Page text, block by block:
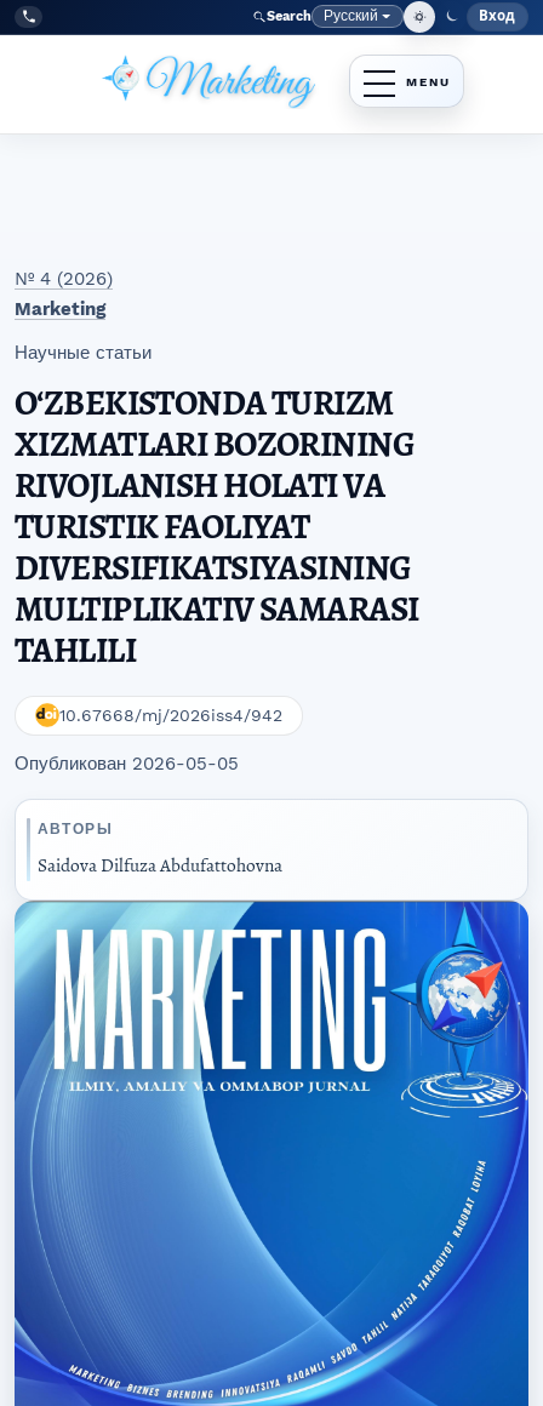
Перейти к главному меню навигации
Перейти к основному контенту
Перейти к нижнему колонтитулу сайта
Tel:
+998977838464 Search Язык
Русский Меню
Вход
№ 4 (2026)
Marketing
Научные статьи
OʻZBEKISTONDA TURIZM
XIZMATLARI BOZORINING
RIVOJLANISH HOLATI VA
TURISTIK FAOLIYAT
DIVERSIFIKATSIYASINING
MULTIPLIKATIV SAMARASI
TAHLILI
10.67668/mj/2026iss4/942
Опубликован 2026-05-05
АВТОРЫ
Saidova Dilfuza Abdufattohovna